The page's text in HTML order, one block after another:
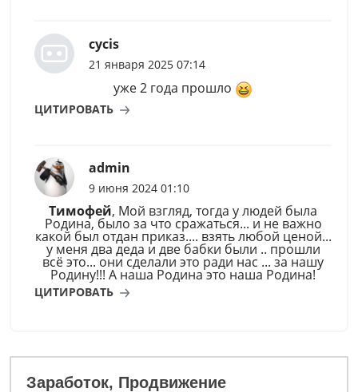
cycis
21 января 2025 07:14
уже 2 года прошло
ЦИТИРОВАТЬ
admin
9 июня 2024 01:10
Тимофей, Мой взгляд, тогда у людей была
Родина, было за что сражаться... и не важно
какой был отдан приказ.... взять любой ценой...
у меня два деда и две бабки были .. прошли
всё это... они сделали это ради нас ... за нашу
Родину!!! А наша Родина это наша Родина!
ЦИТИРОВАТЬ
Заработок, Продвижение